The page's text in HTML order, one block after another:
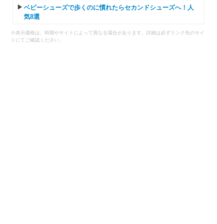
ベビーシューズで歩くのに慣れたらセカンドシューズへ！人
気8選
※表示価格は、時期やサイトによって異なる場合があります。詳細は必ずリンク先のサイ
トにてご確認ください。